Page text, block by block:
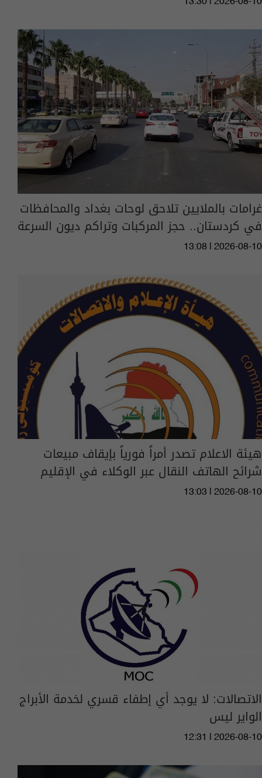
غرامات بالملايين تلاحق لوحات بغداد والمحافظات
في كردستان.. حجز المركبات وتراكم ديون السرعة
13:08 | 2026-08-10
هيئة الاعلام تصدر أمراً فورياً بإيقاف مبيعات
شرائح الهاتف النقال عبر الوكلاء في الإقليم
13:03 | 2026-08-10
الاتصالات: لا يوجد أي إطفاء قسري لخدمة الأبراج
الواير ليس
12:31 | 2026-08-10